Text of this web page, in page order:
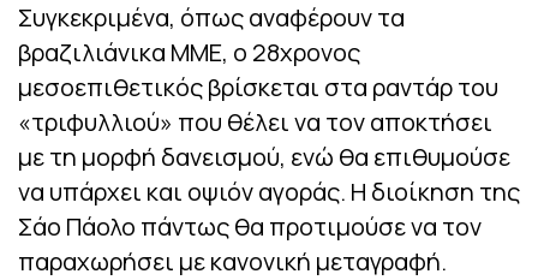
Συγκεκριμένα, όπως αναφέρουν τα
βραζιλιάνικα ΜΜΕ, ο 28χρονος
μεσοεπιθετικός βρίσκεται στα ραντάρ του
«τριφυλλιού» που θέλει να τον αποκτήσει
με τη μορφή δανεισμού, ενώ θα επιθυμούσε
να υπάρχει και οψιόν αγοράς. Η διοίκηση της
Σάο Πάολο πάντως θα προτιμούσε να τον
παραχωρήσει με κανονική μεταγραφή.